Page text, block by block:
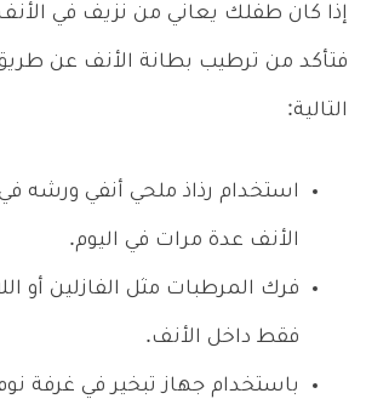
إذا كان طفلك يعاني من نزيف في
فتأكد من ترطيب بطانة الأنف عن
التالية:
استخدام رذاذ ملحي أنفي ورشه
الأنف عدة مرات في اليوم.
فرك المرطبات مثل الفازلين أو
فقط داخل الأنف.
باستخدام جهاز تبخير في غرفة